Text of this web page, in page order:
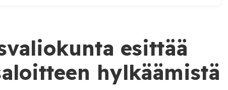
esittää
hylkäämistä